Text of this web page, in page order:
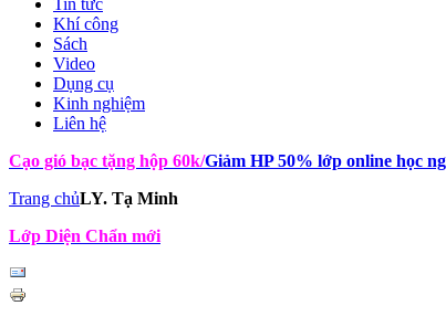
Tin tức
Khí công
Sách
Video
Dụng cụ
Kinh nghiệm
Liên hệ
Cạo gió bạc tặng hộp 60k/Giảm HP 50% lớp online học
Trang chủLY. Tạ Minh
Lớp Diện Chẩn mới